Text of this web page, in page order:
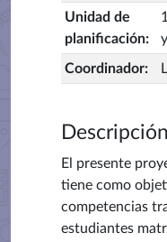
Unidad de
planificación:
Coordinador:
Descripción
El presente
tiene como
competencias
estudiantes